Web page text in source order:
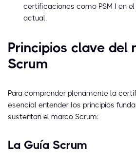
certificaciones como PSM I en
actual.
Principios clave del
Scrum
Para comprender plenamente la
esencial entender los principios
sustentan el marco Scrum:
La Guía Scrum